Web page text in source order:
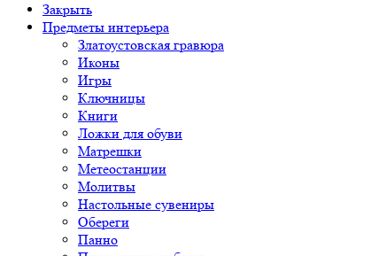
Закрыть
Предметы интерьера
Златоустовская гравюра
Иконы
Игры
Ключницы
Книги
Ложки для обуви
Матрешки
Метеостанции
Молитвы
Настольные сувениры
Обереги
Панно